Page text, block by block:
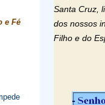
e Fé
Santa Cruz,
dos nossos
Filho e do
o vosso